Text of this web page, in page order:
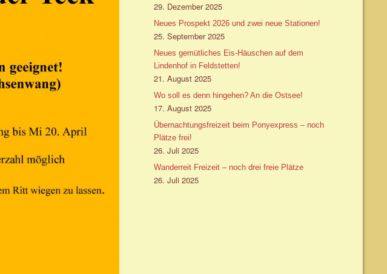
29. Dezember 2025
Neues Prospekt 2026 und zwei neue Stationen!
25. September 2025
Neues gemütliches Eis-Häuschen auf dem
Lindenhof in Feldstetten!
21. August 2025
Wo soll es denn hingehen? An die Ostsee!
17. August 2025
Übernachtungsfreizeit beim Ponyexpress – noch
Plätze frei!
26. Juli 2025
Wanderreit Freizeit – noch drei freie Plätze
26. Juli 2025